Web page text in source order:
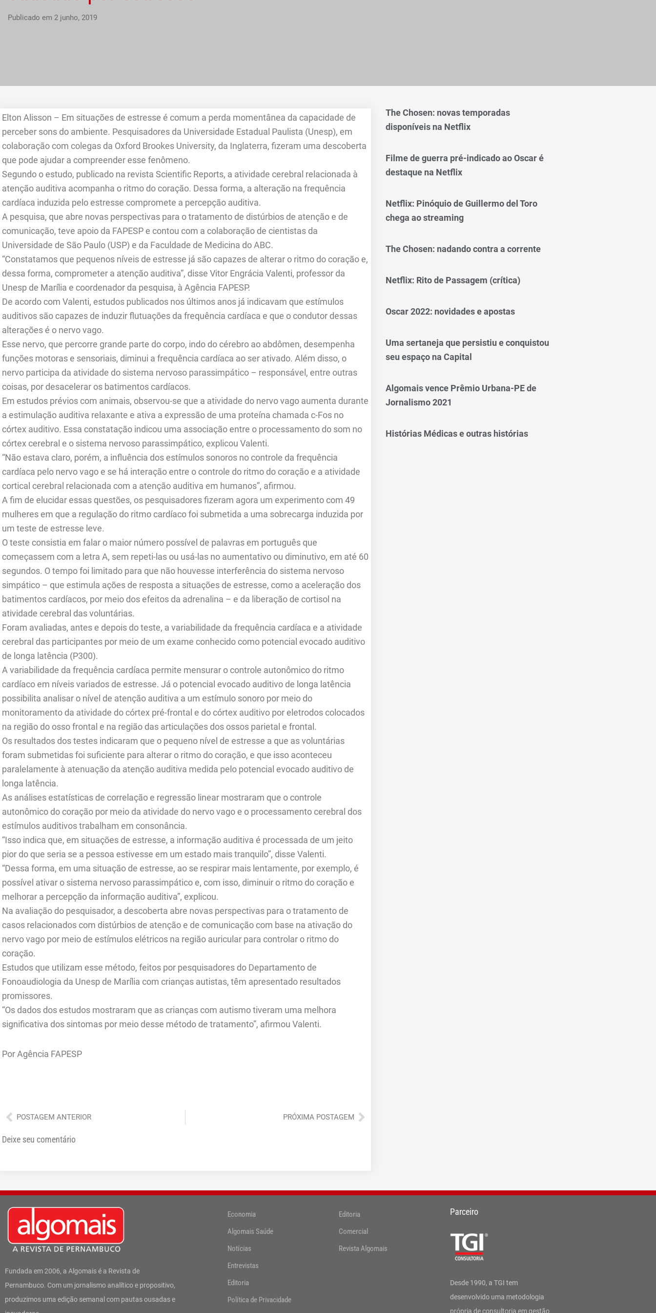
Publicado em 2 junho, 2019
Elton Alisson – Em situações de estresse é comum a perda momentânea da capacidade de
perceber sons do ambiente. Pesquisadores da Universidade Estadual Paulista (Unesp), em
colaboração com colegas da Oxford Brookes University, da Inglaterra, fizeram uma descoberta
que pode ajudar a compreender esse fenômeno.
Segundo o estudo, publicado na revista Scientific Reports, a atividade cerebral relacionada à
atenção auditiva acompanha o ritmo do coração. Dessa forma, a alteração na frequência
cardíaca induzida pelo estresse compromete a percepção auditiva.
A pesquisa, que abre novas perspectivas para o tratamento de distúrbios de atenção e de
comunicação, teve apoio da FAPESP e contou com a colaboração de cientistas da
Universidade de São Paulo (USP) e da Faculdade de Medicina do ABC.
“Constatamos que pequenos níveis de estresse já são capazes de alterar o ritmo do coração e,
dessa forma, comprometer a atenção auditiva”, disse Vitor Engrácia Valenti, professor da
Unesp de Marília e coordenador da pesquisa, à Agência FAPESP.
De acordo com Valenti, estudos publicados nos últimos anos já indicavam que estímulos
auditivos são capazes de induzir flutuações da frequência cardíaca e que o condutor dessas
alterações é o nervo vago.
Esse nervo, que percorre grande parte do corpo, indo do cérebro ao abdômen, desempenha
funções motoras e sensoriais, diminui a frequência cardíaca ao ser ativado. Além disso, o
nervo participa da atividade do sistema nervoso parassimpático – responsável, entre outras
coisas, por desacelerar os batimentos cardíacos.
Em estudos prévios com animais, observou-se que a atividade do nervo vago aumenta durante
a estimulação auditiva relaxante e ativa a expressão de uma proteína chamada c-Fos no
córtex auditivo. Essa constatação indicou uma associação entre o processamento do som no
córtex cerebral e o sistema nervoso parassimpático, explicou Valenti.
“Não estava claro, porém, a influência dos estímulos sonoros no controle da frequência
cardíaca pelo nervo vago e se há interação entre o controle do ritmo do coração e a atividade
cortical cerebral relacionada com a atenção auditiva em humanos”, afirmou.
A fim de elucidar essas questões, os pesquisadores fizeram agora um experimento com 49
mulheres em que a regulação do ritmo cardíaco foi submetida a uma sobrecarga induzida por
um teste de estresse leve.
O teste consistia em falar o maior número possível de palavras em português que
começassem com a letra A, sem repeti-las ou usá-las no aumentativo ou diminutivo, em até 60
segundos. O tempo foi limitado para que não houvesse interferência do sistema nervoso
simpático – que estimula ações de resposta a situações de estresse, como a aceleração dos
batimentos cardíacos, por meio dos efeitos da adrenalina – e da liberação de cortisol na
atividade cerebral das voluntárias.
Foram avaliadas, antes e depois do teste, a variabilidade da frequência cardíaca e a atividade
cerebral das participantes por meio de um exame conhecido como potencial evocado auditivo
de longa latência (P300).
A variabilidade da frequência cardíaca permite mensurar o controle autonômico do ritmo
cardíaco em níveis variados de estresse. Já o potencial evocado auditivo de longa latência
possibilita analisar o nível de atenção auditiva a um estímulo sonoro por meio do
monitoramento da atividade do córtex pré-frontal e do córtex auditivo por eletrodos colocados
na região do osso frontal e na região das articulações dos ossos parietal e frontal.
Os resultados dos testes indicaram que o pequeno nível de estresse a que as voluntárias
foram submetidas foi suficiente para alterar o ritmo do coração, e que isso aconteceu
paralelamente à atenuação da atenção auditiva medida pelo potencial evocado auditivo de
longa latência.
As análises estatísticas de correlação e regressão linear mostraram que o controle
autonômico do coração por meio da atividade do nervo vago e o processamento cerebral dos
estímulos auditivos trabalham em consonância.
“Isso indica que, em situações de estresse, a informação auditiva é processada de um jeito
pior do que seria se a pessoa estivesse em um estado mais tranquilo”, disse Valenti.
“Dessa forma, em uma situação de estresse, ao se respirar mais lentamente, por exemplo, é
possível ativar o sistema nervoso parassimpático e, com isso, diminuir o ritmo do coração e
melhorar a percepção da informação auditiva”, explicou.
Na avaliação do pesquisador, a descoberta abre novas perspectivas para o tratamento de
casos relacionados com distúrbios de atenção e de comunicação com base na ativação do
nervo vago por meio de estímulos elétricos na região auricular para controlar o ritmo do
coração.
Estudos que utilizam esse método, feitos por pesquisadores do Departamento de
Fonoaudiologia da Unesp de Marília com crianças autistas, têm apresentado resultados
promissores.
“Os dados dos estudos mostraram que as crianças com autismo tiveram uma melhora
significativa dos sintomas por meio desse método de tratamento”, afirmou Valenti.
Por Agência FAPESP
Anterior
POSTAGEM ANTERIOR PRÓXIMA POSTAGEMPróximo
Deixe seu comentário
The Chosen: novas temporadas
disponíveis na Netflix
Filme de guerra pré-indicado ao Oscar é
destaque na Netflix
Netflix: Pinóquio de Guillermo del Toro
chega ao streaming
The Chosen: nadando contra a corrente
Netflix: Rito de Passagem (crítica)
Oscar 2022: novidades e apostas
Uma sertaneja que persistiu e conquistou
seu espaço na Capital
Algomais vence Prêmio Urbana-PE de
Jornalismo 2021
Histórias Médicas e outras histórias
Fundada em 2006, a Algomais é a Revista de
Pernambuco. Com um jornalismo analítico e propositivo,
produzimos uma edição semanal com pautas ousadas e
Economia
Algomais Saúde
Notícias
Entrevistas
Editoria
Política de Privacidade
Editoria
Comercial
Revista Algomais
Parceiro
Desde 1990, a TGI tem
desenvolvido uma metodologia
própria de consultoria em gestão